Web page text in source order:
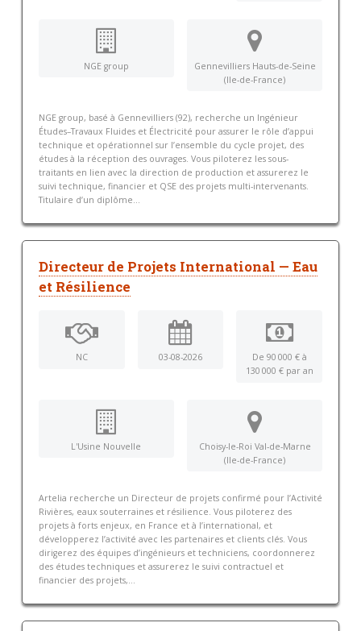
NGE group
Gennevilliers Hauts-de-Seine
(Ile-de-France)
NGE group, basé à Gennevilliers (92), recherche un Ingénieur
Études–Travaux Fluides et Électricité pour assurer le rôle d’appui
technique et opérationnel sur l’ensemble du cycle projet, des
études à la réception des ouvrages. Vous piloterez les sous-
traitants en lien avec la direction de production et assurerez le
suivi technique, financier et QSE des projets multi-intervenants.
Titulaire d’un diplôme...
Directeur de Projets International — Eau
et Résilience
NC 03-08-2026
De 90 000 € à
130 000 € par an
L'Usine Nouvelle
Choisy-le-Roi Val-de-Marne
(Ile-de-France)
Artelia recherche un Directeur de projets confirmé pour l’Activité
Rivières, eaux souterraines et résilience. Vous piloterez des
projets à forts enjeux, en France et à l’international, et
développerez l’activité avec les partenaires et clients clés. Vous
dirigerez des équipes d’ingénieurs et techniciens, coordonnerez
des études techniques et assurerez le suivi contractuel et
financier des projets,...